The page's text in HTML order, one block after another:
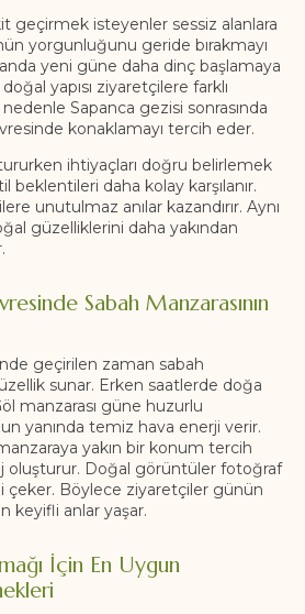
geçirmek isteyenler sessiz alanlara
yorgunluğunu geride bırakmayı
yeni güne daha dinç başlamaya
yapısı ziyaretçilere farklı
Sapanca gezisi sonrasında
konaklamayı tercih eder.
ihtiyaçları doğru belirlemek
daha kolay karşılanır.
unutulmaz anılar kazandırır. Aynı
güzelliklerini daha yakından
Sabah Manzarasının
geçirilen zaman sabah
sunar. Erken saatlerde doğa
manzarası güne huzurlu
yanında temiz hava enerji verir.
yakın bir konum tercih
oluşturur. Doğal görüntüler fotoğraf
çeker. Böylece ziyaretçiler günün
keyifli anlar yaşar.
İçin En Uygun